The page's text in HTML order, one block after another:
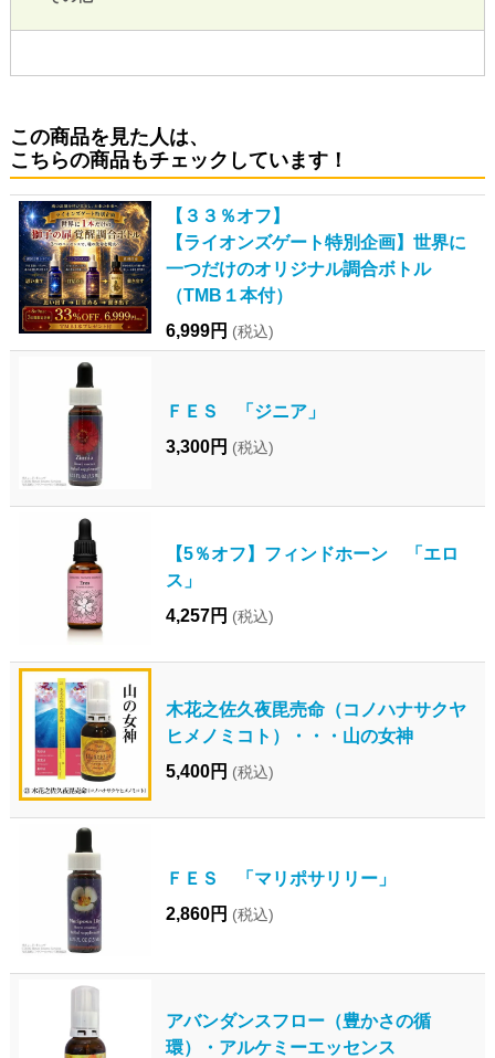
この商品を見た人は、
こちらの商品もチェックしています！
【３３％オフ】
【ライオンズゲート特別企画】世界に
一つだけのオリジナル調合ボトル
（TMB１本付）
6,999円 (税込)
ＦＥＳ 「ジニア」
3,300円 (税込)
【5％オフ】フィンドホーン 「エロ
ス」
4,257円 (税込)
木花之佐久夜毘売命（コノハナサクヤ
ヒメノミコト）・・・山の女神
5,400円 (税込)
ＦＥＳ 「マリポサリリー」
2,860円 (税込)
アバンダンスフロー（豊かさの循
環）・アルケミーエッセンス